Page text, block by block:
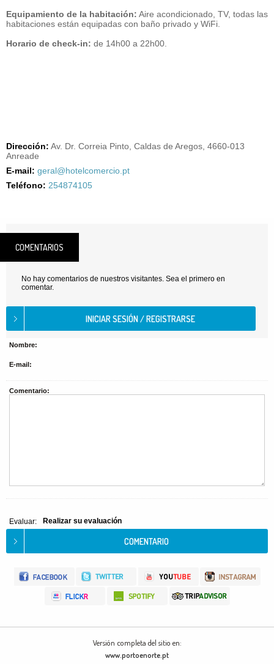
Equipamiento de la habitación: Aire acondicionado, TV, todas las
habitaciones están equipadas con baño privado y WiFi.
Horario de check-in: de 14h00 a 22h00.
Dirección: Av. Dr. Correia Pinto, Caldas de Aregos, 4660-013
Anreade
E-mail: geral@hotelcomercio.pt
Teléfono: 254874105
COMENTARIOS
No hay comentarios de nuestros visitantes. Sea el primero en
comentar.
Nombre:
E-mail:
Comentario:
Evaluar: Realizar su evaluación
Versión completa del sitio en:
www.portoenorte.pt